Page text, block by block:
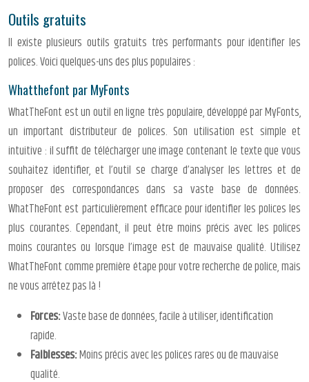
Outils gratuits
Il existe plusieurs outils gratuits très performants pour identifier les
polices. Voici quelques-uns des plus populaires :
Whatthefont par MyFonts
WhatTheFont est un outil en ligne très populaire, développé par MyFonts,
un important distributeur de polices. Son utilisation est simple et
intuitive : il suffit de télécharger une image contenant le texte que vous
souhaitez identifier, et l’outil se charge d’analyser les lettres et de
proposer des correspondances dans sa vaste base de données.
WhatTheFont est particulièrement efficace pour identifier les polices les
plus courantes. Cependant, il peut être moins précis avec les polices
moins courantes ou lorsque l’image est de mauvaise qualité. Utilisez
WhatTheFont comme première étape pour votre recherche de police, mais
ne vous arrêtez pas là !
Forces:Vaste base de données, facile à utiliser, identification
rapide.
Faiblesses:Moins précis avec les polices rares ou de mauvaise
qualité.